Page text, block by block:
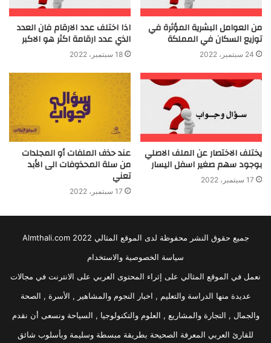
من العوامل البشرية المؤثرة في
توزيع السكان في المملكة
24 سبتمبر، 2022
اذا اختلف عدد الارقام فان العدد
الذي عدد ارقامة اكثر هو الاكبر
18 سبتمبر، 2022
يختلف الاختصار عن الملف الاصلي
بوجود سهم صغير اسفل اليسار
17 سبتمبر، 2022
عند حذف الملفات أو المجلدات
من سلة المحذوفات الى الأبد
تعني
17 سبتمبر، 2022
جميع حقوق النشر محفوظة لدى الموقع المثالي 2022 Almthali.com
سياسة الخصوصية والاستخدام
نعمل في الموقع المثالي على إثراء المحتوى العربي على الانترنت في مجالات
عديدة منها الدراسة والتعليم , اخبار النجوم والمشاهير , الأسرة , الصحة
والجمال , التجارة والمشاريع , العلوم والتكنولوجيا , السياحة ونسعى أن نقدم
للقارئ العربي المعرفة الصحيحة بطريقة مبسطة وسليمة وبأسلوب شائق